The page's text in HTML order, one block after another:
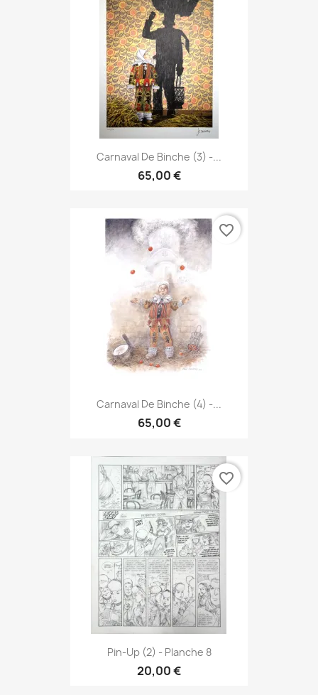
Carnaval De Binche (3) -...
65,00 €
Carnaval De Binche (4) -...
65,00 €
favorite_border
Pin-Up (2) - Planche 8
20,00 €
favorite_border